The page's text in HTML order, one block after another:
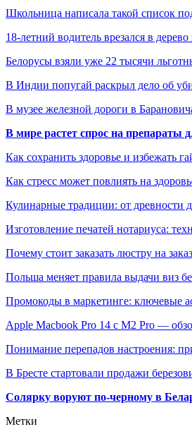
Школьница написала такой список
18-летний водитель врезался в
Белорусы взяли уже 22 тысячи
В Индии попугай раскрыл дело об
В музее железной дороги в
В мире растет спрос на препараты
Как сохранить здоровье и избежать
Как стресс может повлиять на
Кулинарные традиции: от древности
Изготовление печатей нотариуса:
Почему стоит заказать люстру на
Польша меняет правила выдачи виз
Промокоды в маркетинге: ключевые
Apple Macbook Pro 14 с M2 Pro —
Понимание перепадов настроения:
В Бресте стартовали продажи
Солярку воруют по-черному в
Метки